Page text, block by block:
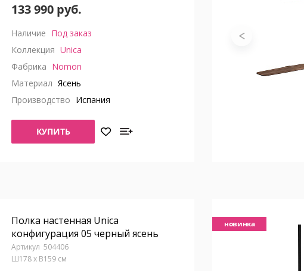
133 990 руб.
Наличие Под заказ
Коллекция Unica
Фабрика Nomon
Материал Ясень
Производство Испания
КУПИТЬ
Полка настенная Unica
конфигурация 05 черный ясень
504406
Ш178 x В159 см
новинка